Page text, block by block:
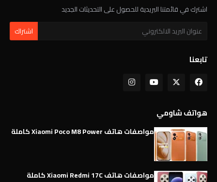
اشترك في قائمتنا البريدية للحصول على التحديثات الجديد
تابعنا
هواتف شاومي
مواصفات هاتف Xiaomi Poco M8 Power كاملة
مواصفات هاتف Xiaomi Redmi 17C كاملة